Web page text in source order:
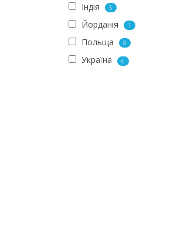
Індія 5
Йорданія 1
Польща 8
Україна 6